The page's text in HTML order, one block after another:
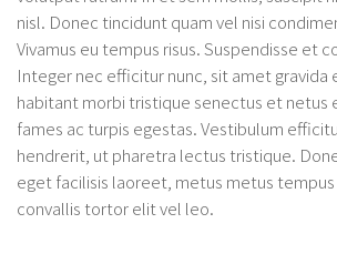
nisl. Donec tincidunt quam vel nisi
Vivamus eu tempus risus. Suspendisse et
Integer nec efficitur nunc, sit amet
habitant morbi tristique senectus et netus
fames ac turpis egestas. Vestibulum
hendrerit, ut pharetra lectus tristique.
eget facilisis laoreet, metus metus
convallis tortor elit vel leo.